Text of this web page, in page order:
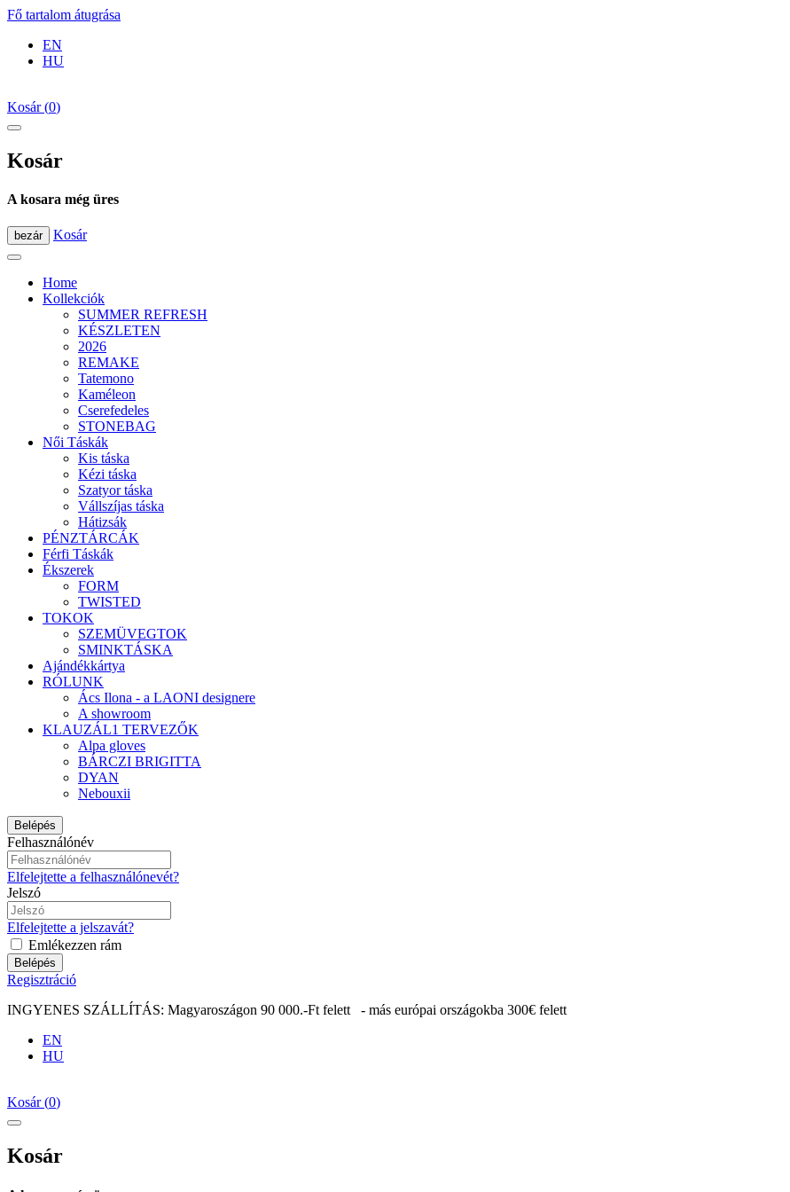
Fő tartalom átugrása
EN
HU
Kosár(0)
Kosár
A kosara még üres
bezár Kosár
Home
Kollekciók
SUMMER REFRESH
KÉSZLETEN
2026
REMAKE
Tatemono
Kaméleon
Cserefedeles
STONEBAG
Női Táskák
Kis táska
Kézi táska
Szatyor táska
Vállszíjas táska
Hátizsák
PÉNZTÁRCÁK
Férfi Táskák
Ékszerek
FORM
TWISTED
TOKOK
SZEMÜVEGTOK
SMINKTÁSKA
Ajándékkártya
RÓLUNK
Ács Ilona - a LAONI designere
A showroom
KLAUZÁL1 TERVEZŐK
Alpa gloves
BÁRCZI BRIGITTA
DYAN
Nebouxii
Belépés
Felhasználónév
Elfelejtette a felhasználónevét?
Jelszó
Elfelejtette a jelszavát?
Emlékezzen rám
Belépés
Regisztráció
INGYENES SZÁLLÍTÁS: Magyaroszágon 90 000.-Ft felett - más európai országokba 300€ felett
EN
HU
Kosár(0)
Kosár